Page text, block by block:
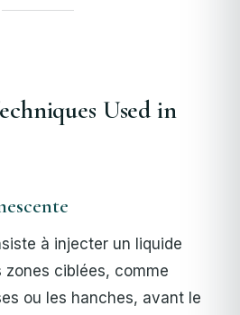
Used in
à injecter un liquide
ciblées, comme
ou les hanches, avant le